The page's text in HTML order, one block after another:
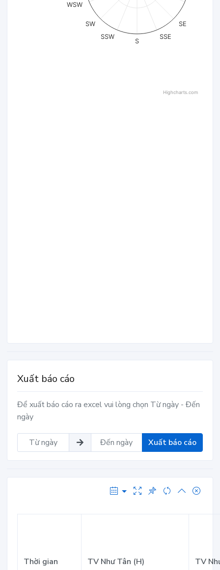
SE
SSE
S
SSW
SW
WSW
Highcharts.com
Xuất báo cáo
Để xuất báo cáo ra excel vui lòng chọn Từ ngày - Đến
ngày
Xuất báo cáo
Thời gian TV Như Tân (H) TV